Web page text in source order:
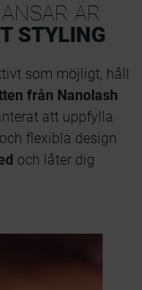
ÄR
STYLING
som möjligt, håll
från Nanolash
att uppfylla
flexibla design
och låter dig